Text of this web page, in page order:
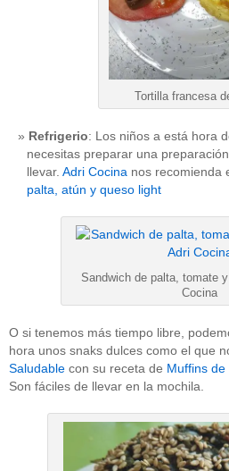
Tortilla francesa
Refrigerio: Los niños a está hora
necesitas preparar una
llevar. Adri Cocina nos recomienda
palta, atún y queso light
Sandwich de palta, tomate
Cocina
O si tenemos más tiempo libre,
hora unos snaks dulces como el que
Saludable con su receta de Muffins
Son fáciles de llevar en la mochila.